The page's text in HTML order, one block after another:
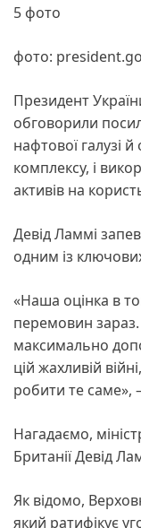
5 фото
фото:
Президент
обговорили
нафтової галузі
комплексу, і
активів на
Девід Ламмі
одним із
«Наша оцінка в
перемовин
максимально
цій жахливій
робити те саме»,
Нагадаємо,
Британії Девід
Як відомо,
який ратифікує